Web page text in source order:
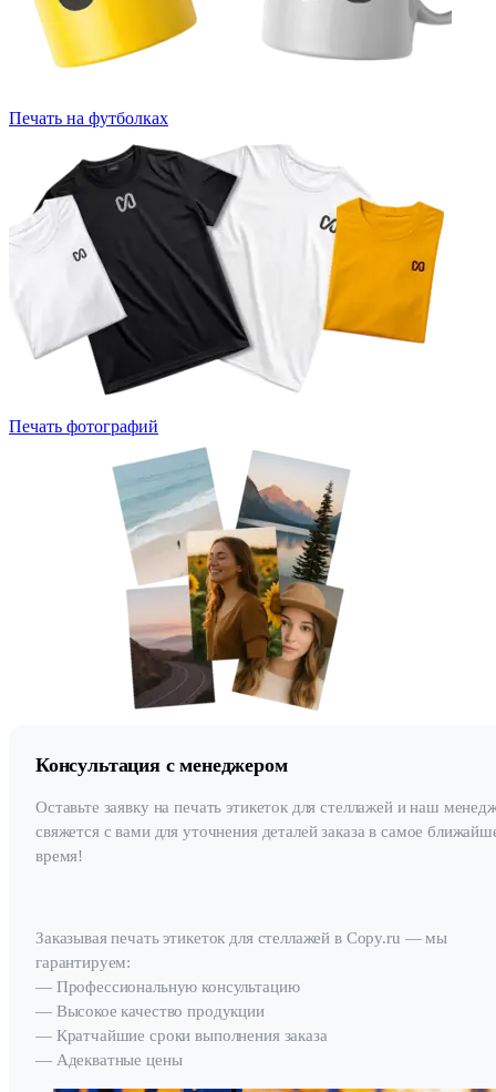
Печать на футболках
Печать фотографий
Консультация с менеджером
Оставьте заявку на печать этикеток для стеллажей и наш
свяжется с вами для уточнения деталей заказа в самое
время!
Заказывая печать этикеток для стеллажей в Copy.ru — мы
гарантируем:
— Профессиональную консультацию
— Высокое качество продукции
— Кратчайшие сроки выполнения заказа
— Адекватные цены